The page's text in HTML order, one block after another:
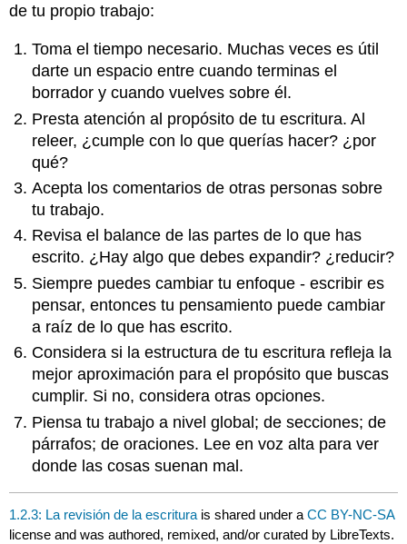
de tu propio trabajo:
Toma el tiempo necesario. Muchas veces es útil
darte un espacio entre cuando terminas el
borrador y cuando vuelves sobre él.
Presta atención al propósito de tu escritura. Al
releer, ¿cumple con lo que querías hacer? ¿por
qué?
Acepta los comentarios de otras personas sobre
tu trabajo.
Revisa el balance de las partes de lo que has
escrito. ¿Hay algo que debes expandir? ¿reducir?
Siempre puedes cambiar tu enfoque - escribir es
pensar, entonces tu pensamiento puede cambiar
a raíz de lo que has escrito.
Considera si la estructura de tu escritura refleja la
mejor aproximación para el propósito que buscas
cumplir. Si no, considera otras opciones.
Piensa tu trabajo a nivel global; de secciones; de
párrafos; de oraciones. Lee en voz alta para ver
donde las cosas suenan mal.
1.2.3: La revisión de la escritura is shared under aCC BY-NC-SA
license and was authored, remixed, and/or curated by LibreTexts.